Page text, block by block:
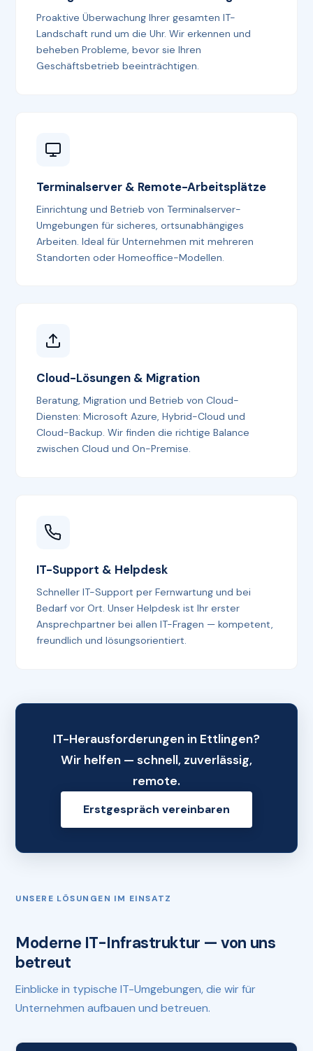
Proaktive Überwachung Ihrer gesamten IT-
Landschaft rund um die Uhr. Wir erkennen und
beheben Probleme, bevor sie Ihren
Geschäftsbetrieb beeinträchtigen.
Terminalserver & Remote-Arbeitsplätze
Einrichtung und Betrieb von Terminalserver-
Umgebungen für sicheres, ortsunabhängiges
Arbeiten. Ideal für Unternehmen mit mehreren
Standorten oder Homeoffice-Modellen.
Cloud-Lösungen & Migration
Beratung, Migration und Betrieb von Cloud-
Diensten: Microsoft Azure, Hybrid-Cloud und
Cloud-Backup. Wir finden die richtige Balance
zwischen Cloud und On-Premise.
IT-Support & Helpdesk
Schneller IT-Support per Fernwartung und bei
Bedarf vor Ort. Unser Helpdesk ist Ihr erster
Ansprechpartner bei allen IT-Fragen — kompetent,
freundlich und lösungsorientiert.
IT-Herausforderungen in Ettlingen?
Wir helfen — schnell, zuverlässig,
remote.
Erstgespräch vereinbaren
UNSERE LÖSUNGEN IM EINSATZ
Moderne IT-Infrastruktur — von uns
betreut
Einblicke in typische IT-Umgebungen, die wir für
Unternehmen aufbauen und betreuen.